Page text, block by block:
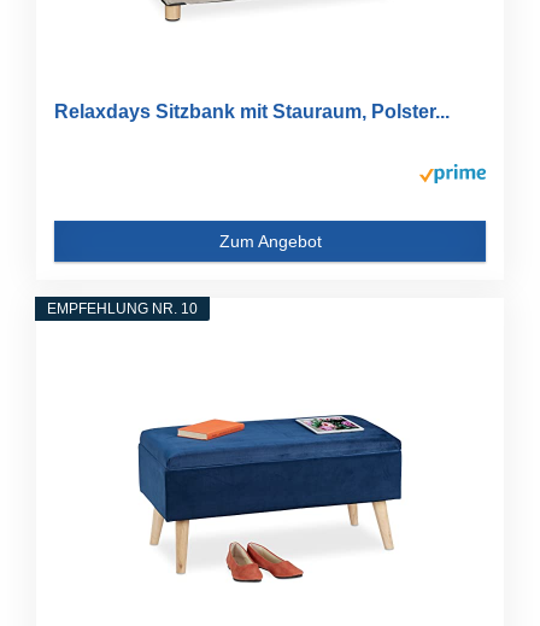
Relaxdays Sitzbank mit Stauraum, Polster...
Zum Angebot
EMPFEHLUNG NR. 10